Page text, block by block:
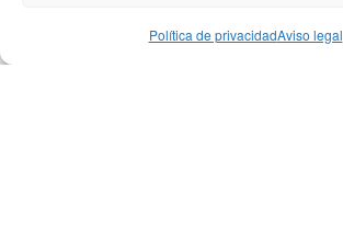
Política de privacidadAviso legal